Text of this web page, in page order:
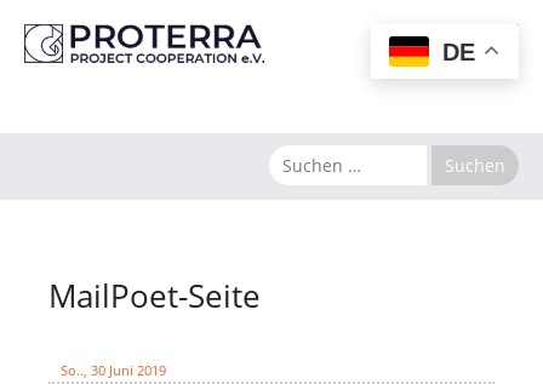
MailPoet-Seite
So.., 30 Juni 2019
DE